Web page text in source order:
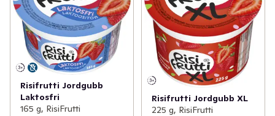
Risifrutti Jordgubb
Laktosfri
165 g, RisiFrutti
Risifrutti Jordgubb XL
225 g, RisiFrutti